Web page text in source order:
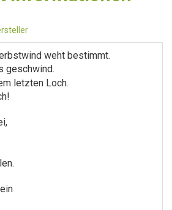
weht bestimmt.
geschwind.
letzten Loch.